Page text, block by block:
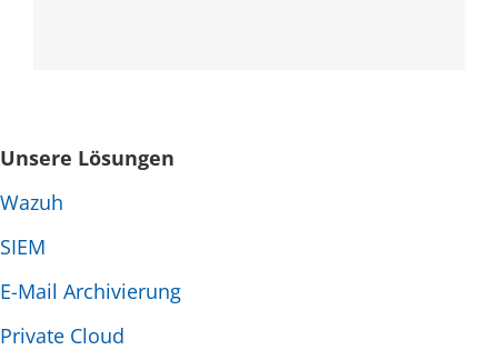
Unsere Lösungen
Wazuh
SIEM
E-Mail Archivierung
Private Cloud